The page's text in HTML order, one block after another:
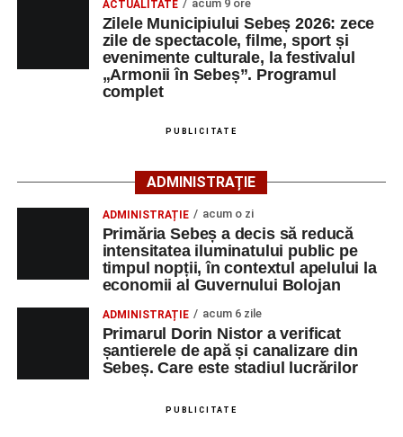
Cei interesați pot consulta toate locurile de muncă
disponibile accesând platforma oficială ANOFM,
AJOFM Alba, apoi secțiunea„Persoane fizice
– Locuri de muncă vacante”. De asemenea, informații
pot fi obținute direct de la sediul AJOFM Alba sau de la
agenția teritorială de care aparține persoana aflată în
Lista publicată de AJOFM Alba include, pe lângă
denumirea posturilor vacante din Săsciori, și datele de
contact ale angajatorilor, precum numere de telefon și
adrese de e-mail, pentru ca persoanele interesate să
poată solicita detalii despre condițiile de angajare,
programul de lucru și procesul de recrutare.
Mai jos puteți consulta lista completă a locurilor de
muncă disponibile în comuna Săsciori la data de 4
august 2026, precum și datele de contact ale
ACTUALITATE acum 9 ore
Zilele Municipiului Sebeș 2026: zece
zile de spectacole, filme, sport și
evenimente culturale, la festivalul
„Armonii în Sebeș”. Programul
complet
PUBLICITATE
ADMINISTRAȚIE
ADMINISTRAȚIE acum o zi
Primăria Sebeș a decis să reducă
intensitatea iluminatului public pe
timpul nopții, în contextul apelului la
economii al Guvernului Bolojan
ADMINISTRAȚIE acum 6 zile
Primarul Dorin Nistor a verificat
șantierele de apă și canalizare din
Sebeș. Care este stadiul lucrărilor
PUBLICITATE